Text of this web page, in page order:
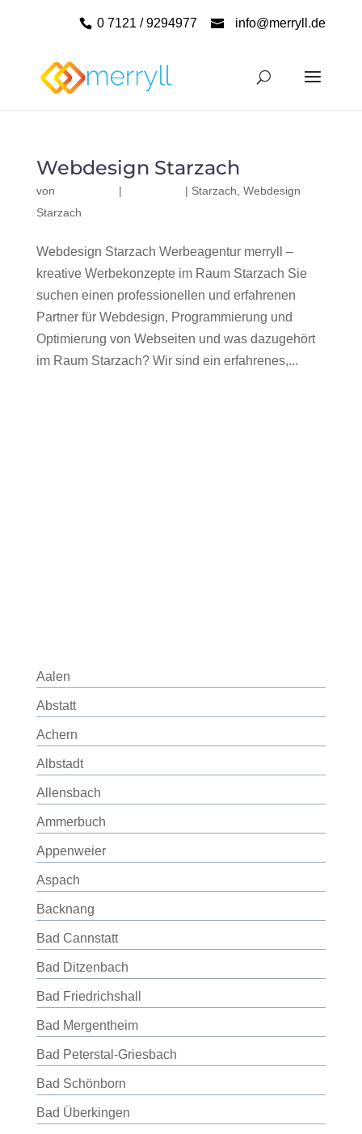
0 7121 / 9294977 info@merryll.de
Webdesign Starzach
von | | Starzach Webdesign
Starzach
Webdesign Starzach Werbeagentur merryll –
kreative Werbekonzepte im Raum Starzach Sie
suchen einen professionellen und erfahrenen
Partner für Webdesign, Programmierung und
Optimierung von Webseiten und was dazugehört
im Raum Starzach? Wir sind ein erfahrenes,...
Aalen
Abstatt
Achern
Albstadt
Allensbach
Ammerbuch
Appenweier
Aspach
Backnang
Bad Cannstatt
Bad Ditzenbach
Bad Friedrichshall
Bad Mergentheim
Bad Peterstal-Griesbach
Bad Schönborn
Bad Überkingen